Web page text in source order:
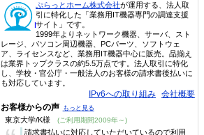
ぷらっとホーム株式会社が運用する、法人取
引に特化した「業務用IT機器専門の調達支援
サイト」です。
1999年よりネットワーク機器、サーバ、スト
レージ、パソコン周辺機器、PCパーツ、ソフトウェ
ア、ライセンスなど、業務用IT機器中心に販売。品揃え
は業界トップクラスの約5.5万点です。法人取引に特化
し、学校・官公庁・一般法人のお客様の請求書後払いに
も対応しています。
IPv6への取り組み 会社概要
お客様からの声 もっと見る
東京大学/K様 (ご利用期間2009年～)
請求書払いに対応していただいているので利用